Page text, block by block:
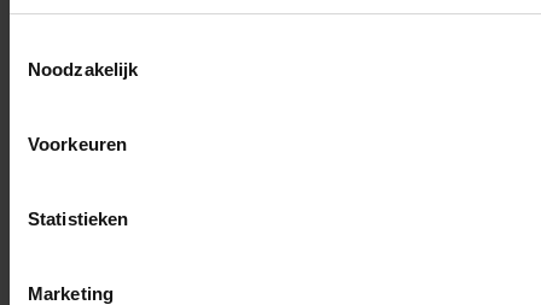
Noodzakelijk
Voorkeuren
Statistieken
Marketing